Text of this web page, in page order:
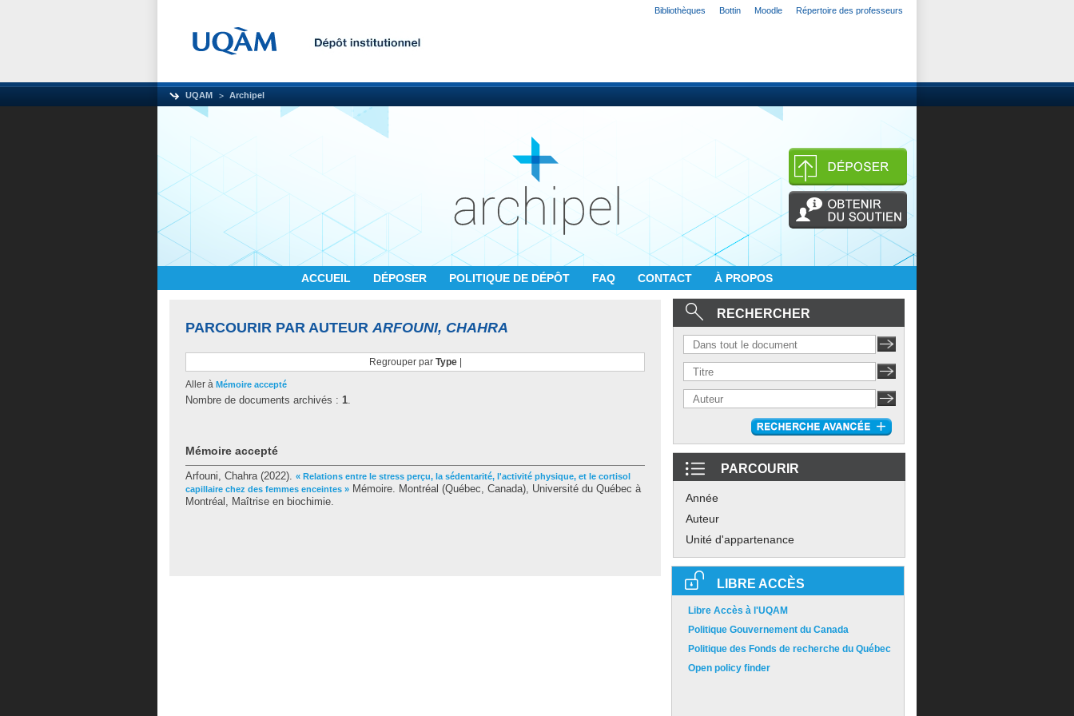
Bibliothèques Bottin Moodle Répertoire des professeurs
UQAM Archipel
ACCUEIL DÉPOSER POLITIQUE DE DÉPÔT FAQ CONTACT À PROPOS
PARCOURIR PAR AUTEURARFOUNI, CHAHRA
Regrouper par Type|
Aller à Mémoire accepté
Nombre de documents archivés : 1.
Mémoire accepté
Arfouni, Chahra(2022). « Relations entre le stress perçu, la sédentarité, l'activité physique, et le cortisol
capillaire chez des femmes enceintes » Mémoire. Montréal (Québec, Canada), Université du Québec à
Montréal, Maîtrise en biochimie.
RECHERCHER
PARCOURIR
Année
Auteur
Unité d'appartenance
LIBRE ACCÈS
Libre Accès à l'UQAM
Politique Gouvernement du Canada
Politique des Fonds de recherche du Québec
Open policy finder